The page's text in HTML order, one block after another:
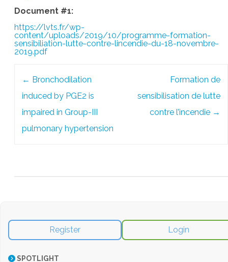
Document #1:
https://lvts.fr/wp-
content/uploads/2019/10/programme-formation-
sensibiliation-lutte-contre-lincendie-du-18-novembre-
2019.pdf
← Bronchodilation
induced by PGE2 is
impaired in Group-III
pulmonary hypertension
Formation de
sensibilisation de lutte
contre l’incendie →
Register Login
SPOTLIGHT